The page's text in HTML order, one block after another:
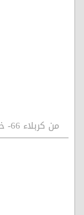
من كربلاء 66- خيارنا